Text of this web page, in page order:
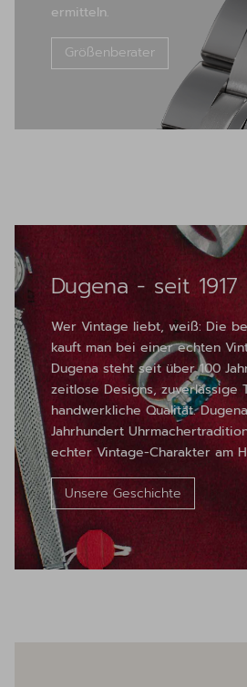
ermitteln.
Größenberater
Dugena - seit 1917
Wer Vintage liebt, weiß: Die
kauft man bei einer echten
Dugena steht seit über 100
zeitlose Designs, zuverlässige
handwerkliche Qualität.
Jahrhundert
echter Vintage-Charakter am
Unsere Geschichte